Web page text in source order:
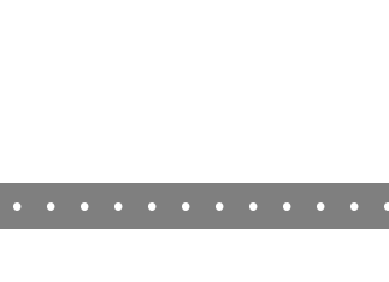
• • • • • • • • • • •